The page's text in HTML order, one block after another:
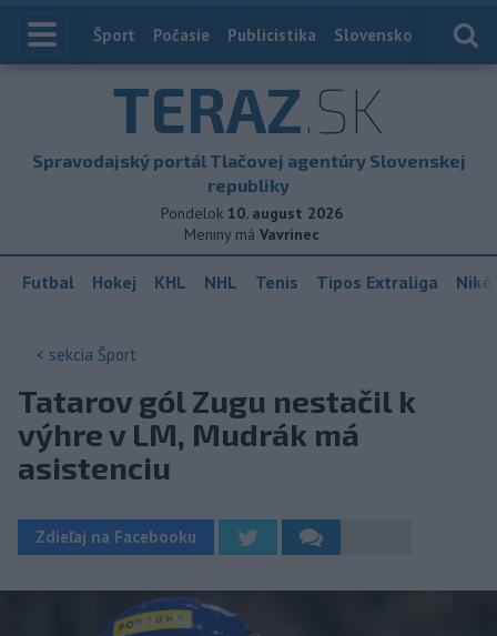
Index
Šport Počasie Publicistika Slovensko
TERAZ.SK
Spravodajský portál Tlačovej agentúry Slovenskej
republiky
Pondelok 10. august 2026
Meniny má Vavrinec
Futbal Hokej KHL NHL Tenis Tipos Extraliga
< sekcia Šport
Tatarov gól Zugu nestačil k
výhre v LM, Mudrák má
asistenciu
Zdieľaj na Facebooku